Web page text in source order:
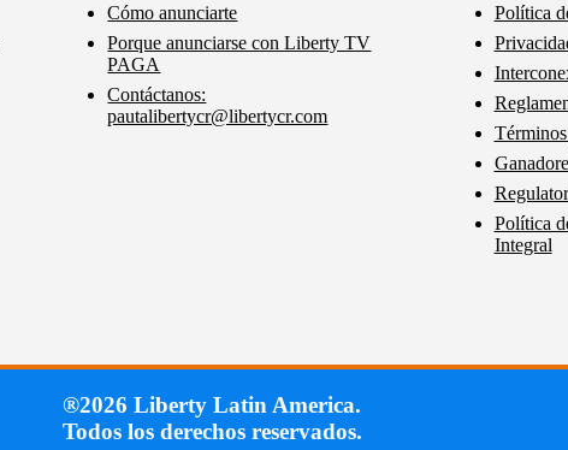
Cómo anunciarte
Porque anunciarse con Liberty TV
PAGA
Contáctanos:
pautalibertycr@libertycr.com
Política
Política
Integral
®2026 Liberty Latin America.
Todos los derechos reservados.